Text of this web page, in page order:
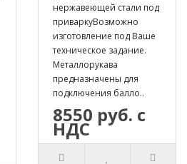
нержавеющей стали под
приваркуВозможно
изготовление под Ваше
техническое задание.
Металлорукава
предназначены для
подключения балло..
8550 руб. с
НДС